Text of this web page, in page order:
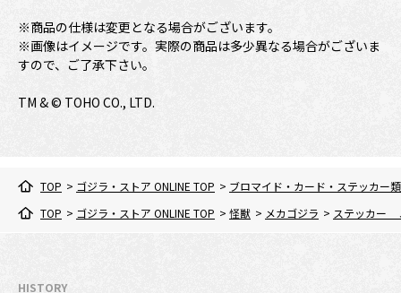
※商品の仕様は変更となる場合がございます。
※画像はイメージです。実際の商品は多少異なる場合がございま
すので、ご了承下さい。
TM & © TOHO CO., LTD.
TOP > ゴジラ・ストア ONLINE TOP > ブロマイド・カード・ステッカー類
TOP > ゴジラ・ストア ONLINE TOP > 怪獣 > メカゴジラ > ステッカー
HISTORY